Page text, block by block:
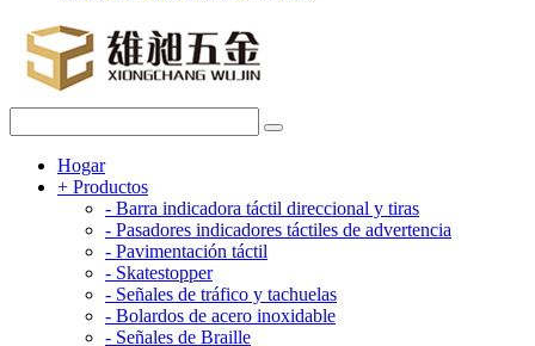
Hogar
+ Productos
- Barra indicadora táctil direccional y tiras
- Pasadores indicadores táctiles de advertencia
- Pavimentación táctil
- Skatestopper
- Señales de tráfico y tachuelas
- Bolardos de acero inoxidable
- Señales de Braille